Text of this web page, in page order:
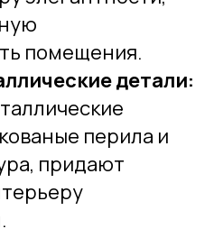
помещения.
детали:
перила и
придают